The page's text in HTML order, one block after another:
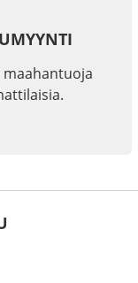
maahantuoja